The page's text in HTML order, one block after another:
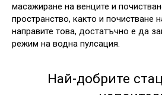
масажиране на венците и
пространство, както и почистване
направите това, достатъчно е да
режим на водна пулсация.
Най-добрите